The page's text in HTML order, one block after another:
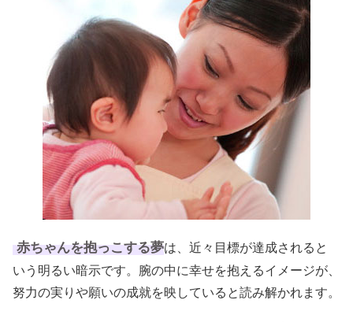
赤ちゃんを抱っこする夢は、近々目標が達成されると
いう明るい暗示です。腕の中に幸せを抱えるイメージが、
努力の実りや願いの成就を映していると読み解かれます。